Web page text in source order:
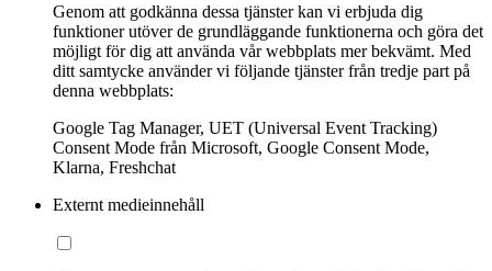
Genom att godkänna dessa tjänster kan vi erbjuda dig
funktioner utöver de grundläggande funktionerna och göra det
möjligt för dig att använda vår webbplats mer bekvämt. Med
ditt samtycke använder vi följande tjänster från tredje part på
denna webbplats:
Google Tag Manager, UET (Universal Event Tracking)
Consent Mode från Microsoft, Google Consent Mode,
Klarna, Freshchat
Externt medieinnehåll